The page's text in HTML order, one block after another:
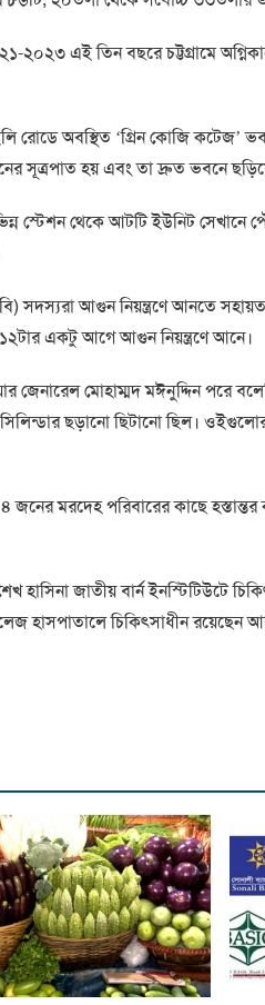
২০২৩ এই তিন বছরে চট্টগ্রামে
রোডে অবস্থিত ‘গ্রিন কোজি কটেজ’
সূত্রপাত হয় এবং তা দ্রুত ভবনে
স্টেশন থেকে আটটি ইউনিট সেখানে
সদস্যরা আগুন নিয়ন্ত্রণে আনতে
একটু আগে আগুন নিয়ন্ত্রণে আনে।
জেনারেল মোহাম্মদ মঈনুদ্দিন
ছড়ানো ছিটানো ছিল।
মরদেহ পরিবারের কাছে
হাসিনা জাতীয় বার্ন ইনস্টিটিউটে
হাসপাতালে চিকিৎসাধীন রয়েছেন